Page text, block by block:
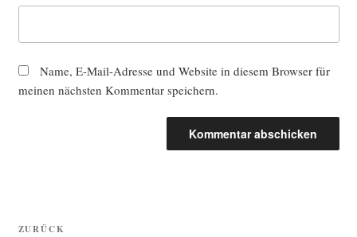
Name, E-Mail-Adresse und Website in diesem Browser für
meinen nächsten Kommentar speichern.
Beitragsnavigation
Vorheriger
ZURÜCK